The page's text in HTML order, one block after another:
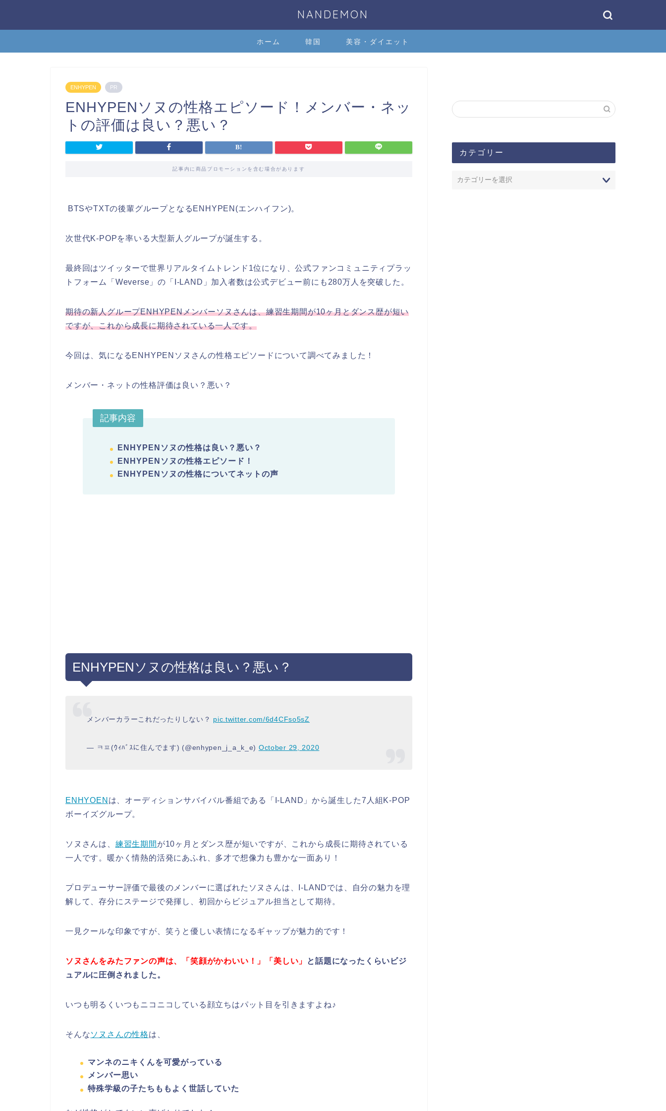
NANDEMON
ホーム 韓国 美容・ダイエット
ENHYPEN PR
ENHYPENソヌの性格エピソード！メンバー・ネッ
トの評価は良い？悪い？
記事内に商品プロモーションを含む場合があります
BTSやTXTの後輩グループとなるENHYPEN(エンハイフン)。
次世代K-POPを率いる大型新人グループが誕生する。
最終回はツイッターで世界リアルタイムトレンド1位になり、公式ファンコミュニティプラッ
トフォーム「Weverse」の「I-LAND」加入者数は公式デビュー前にも280万人を突破した。
期待の新人グループENHYPENメンバーソヌさんは、練習生期間が10ヶ月とダンス歴が短い
ですが、これから成長に期待されている一人です。
今回は、気になるENHYPENソヌさんの性格エピソードについて調べてみました！
メンバー・ネットの性格評価は良い？悪い？
記事内容
ENHYPENソヌの性格は良い？悪い？
ENHYPENソヌの性格エピソード！
ENHYPENソヌの性格についてネットの声
ENHYPENソヌの性格は良い？悪い？
メンバーカラーこれだったりしない？ pic.twitter.com/6d4CFso5sZ
— ㅋㅍ(ｳｨﾊﾞｽに住んでます) (@enhypen_j_a_k_e) October 29, 2020
ENHYOEN は、オーディションサバイバル番組である「I-LAND」から誕生した7人組K-POP
ボーイズグループ。
ソヌさんは、 練習生期間 が10ヶ月とダンス歴が短いですが、これから成長に期待されている
一人です。暖かく情熱的活発にあふれ、多才で想像力も豊かな一面あり！
プロデューサー評価で最後のメンバーに選ばれたソヌさんは、I-LANDでは、自分の魅力を理
解して、存分にステージで発揮し、初回からビジュアル担当として期待。
一見クールな印象ですが、笑うと優しい表情になるギャップが魅力的です！
ソヌさんをみたファンの声は、「笑顔がかわいい！」「美しい」
と話題になったくらいビジ
ュアルに圧倒されました。
いつも明るくいつもニコニコしている顔立ちはパット目を引きますよね♪
そんなソヌさんの性格は、
マンネのニキくんを可愛がっている
メンバー思い
特殊学級の子たちももよく世話していた
カテゴリー